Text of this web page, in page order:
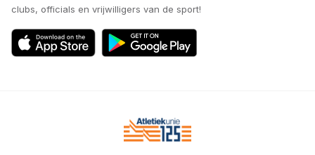
clubs, officials en vrijwilligers van de sport!